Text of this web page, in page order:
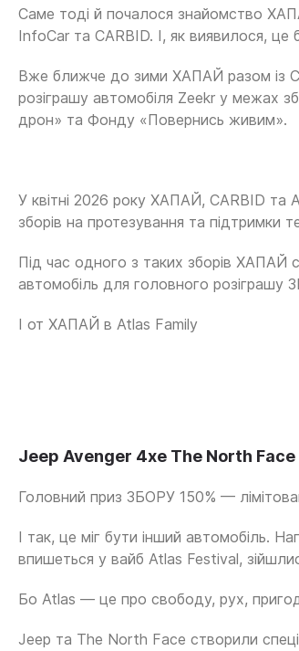
Саме тоді й почалося знайомство
InfoCar та CARBID. І, як виявилося, це
Вже ближче до зими ХАПАЙ разом із
розіграшу автомобіля Zeekr у межах
дрон» та Фонду «Повернись живим».
У квітні 2026 року ХАПАЙ, CARBID та
зборів на протезування та підтримки
Під час одного з таких зборів ХАПАЙ
автомобіль для головного розіграшу
І от ХАПАЙ в Atlas Family
Jeep Avenger 4xe The North
Головний приз ЗБОРУ 150% —
І так, це міг бути інший автомобіль.
впишеться у вайб Atlas Festival,
Бо Atlas — це про свободу, рух,
Jeep та The North Face створили